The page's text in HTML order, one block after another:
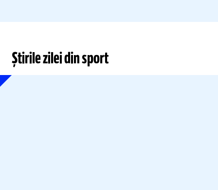
Știrile zilei din sport